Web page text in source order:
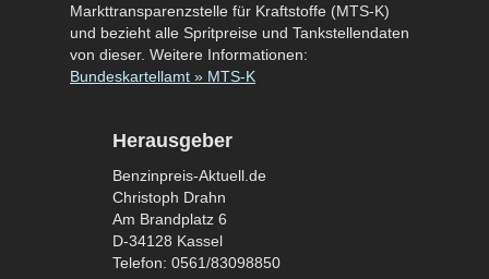
Markttransparenzstelle für Kraftstoffe (MTS-K)
und bezieht alle Spritpreise und Tankstellendaten
von dieser. Weitere Informationen:
Bundeskartellamt » MTS-K
Herausgeber
Benzinpreis-Aktuell.de
Christoph Drahn
Am Brandplatz 6
D-34128 Kassel
Telefon: 0561/83098850